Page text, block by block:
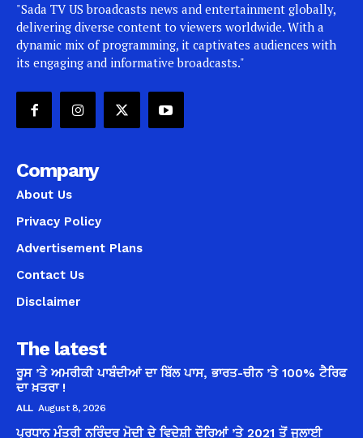
"Sada TV US broadcasts news and entertainment globally,
delivering diverse content to viewers worldwide. With a
dynamic mix of programming, it captivates audiences with
its engaging and informative broadcasts."
Company
About Us
Privacy Policy
Advertisement Plans
Contact Us
Disclaimer
The latest
ਰੂਸ ’ਤੇ ਅਮਰੀਕੀ ਪਾਬੰਦੀਆਂ ਦਾ ਬਿੱਲ ਪਾਸ, ਭਾਰਤ-ਚੀਨ ’ਤੇ 100% ਟੈਰਿਫ
ਦਾ ਖ਼ਤਰਾ !
ALL August 8, 2026
ਪ੍ਰਧਾਨ ਮੰਤਰੀ ਨਰਿੰਦਰ ਮੋਦੀ ਦੇ ਵਿਦੇਸ਼ੀ ਦੌਰਿਆਂ ’ਤੇ 2021 ਤੋਂ ਜੁਲਾਈ